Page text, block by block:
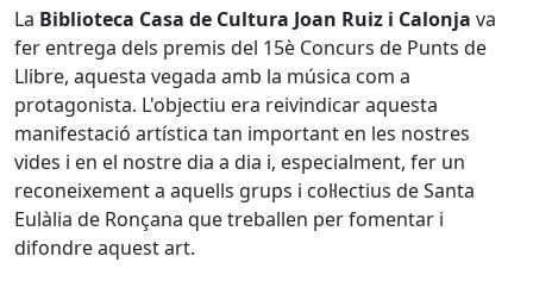
La Biblioteca Casa de Cultura Joan Ruiz i Calonja va
fer entrega dels premis del 15è Concurs de Punts de
Llibre, aquesta vegada amb la música com a
protagonista. L'objectiu era reivindicar aquesta
manifestació artística tan important en les nostres
vides i en el nostre dia a dia i, especialment, fer un
reconeixement a aquells grups i col·lectius de Santa
Eulàlia de Ronçana que treballen per fomentar i
difondre aquest art.